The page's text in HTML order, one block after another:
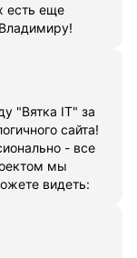
есть еще
"Вятка IT" за
сайта!
- все
мы
видеть: